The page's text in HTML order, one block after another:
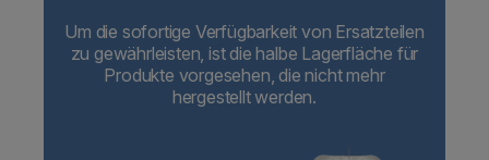
Um die sofortige Verfügbarkeit von Ersatzteilen
zu gewährleisten, ist die halbe Lagerfläche für
Produkte vorgesehen, die nicht mehr
hergestellt werden.